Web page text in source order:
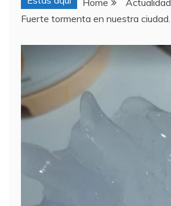
Home
Actualidad
Fuerte tormenta en nuestra ciudad.